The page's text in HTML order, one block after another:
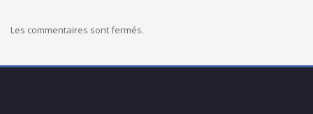
Les commentaires sont fermés.